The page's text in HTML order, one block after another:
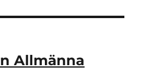
Allmänna